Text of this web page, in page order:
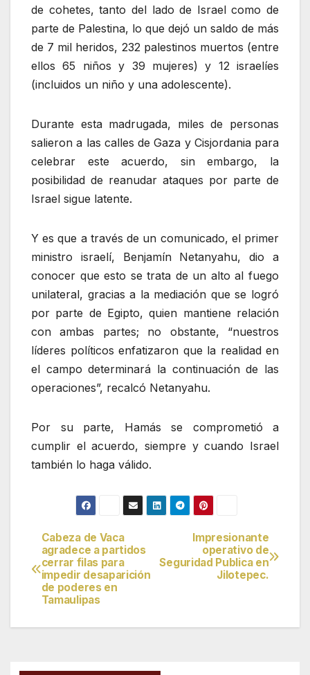
de cohetes, tanto del lado de Israel como de
parte de Palestina, lo que dejó un saldo de más
de 7 mil heridos, 232 palestinos muertos (entre
ellos 65 niños y 39 mujeres) y 12 israelíes
(incluidos un niño y una adolescente).
Durante esta madrugada, miles de personas
salieron a las calles de Gaza y Cisjordania para
celebrar este acuerdo, sin embargo, la
posibilidad de reanudar ataques por parte de
Israel sigue latente.
Y es que a través de un comunicado, el primer
ministro israelí, Benjamín Netanyahu, dio a
conocer que esto se trata de un alto al fuego
unilateral, gracias a la mediación que se logró
por parte de Egipto, quien mantiene relación
con ambas partes; no obstante, “nuestros
líderes políticos enfatizaron que la realidad en
el campo determinará la continuación de las
operaciones”, recalcó Netanyahu.
Por su parte, Hamás se comprometió a
cumplir el acuerdo, siempre y cuando Israel
también lo haga válido.
Navegación
de
entradas
Impresionante
operativo de
Seguridad Publica en
Jilotepec.
Cabeza de Vaca
agradece a partidos
cerrar filas para
impedir desaparición
de poderes en
Tamaulipas